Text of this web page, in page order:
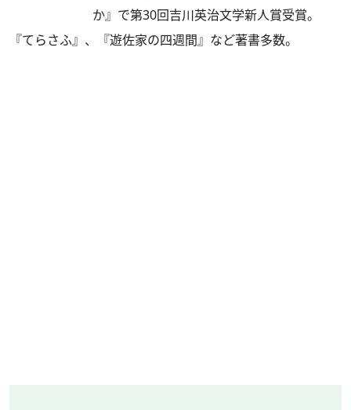
か』で第30回吉川英治文学新人賞受賞。
『てらさふ』、『遊佐家の四週間』など著書多数。